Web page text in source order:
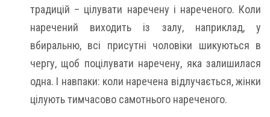
традицій – цілувати наречену і нареченого. Коли
наречений виходить із залу, наприклад, у
вбиральню, всі присутні чоловіки шикуються в
чергу, щоб поцілувати наречену, яка залишилася
одна. І навпаки: коли наречена відлучається, жінки
цілують тимчасово самотнього нареченого.